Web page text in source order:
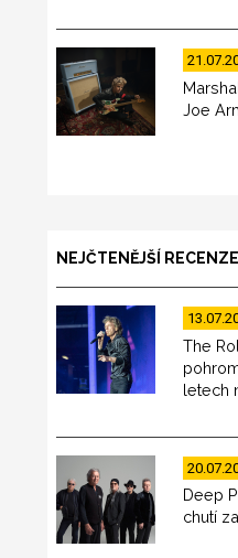
Joe
NEJČTENĚJŠÍ RECENZE
The
letech
Deep
chutí